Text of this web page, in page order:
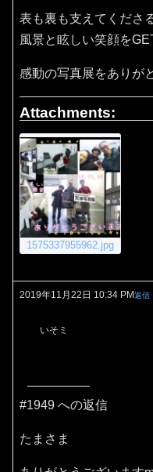
表も裏も支えてくださ
風景と眩しい笑顔を
感動の写真展をありが
Attachments:
1575337955962.jpg
2019年11月22日 10:34 PM返信
いそミ
#1949 への返信
たまさま